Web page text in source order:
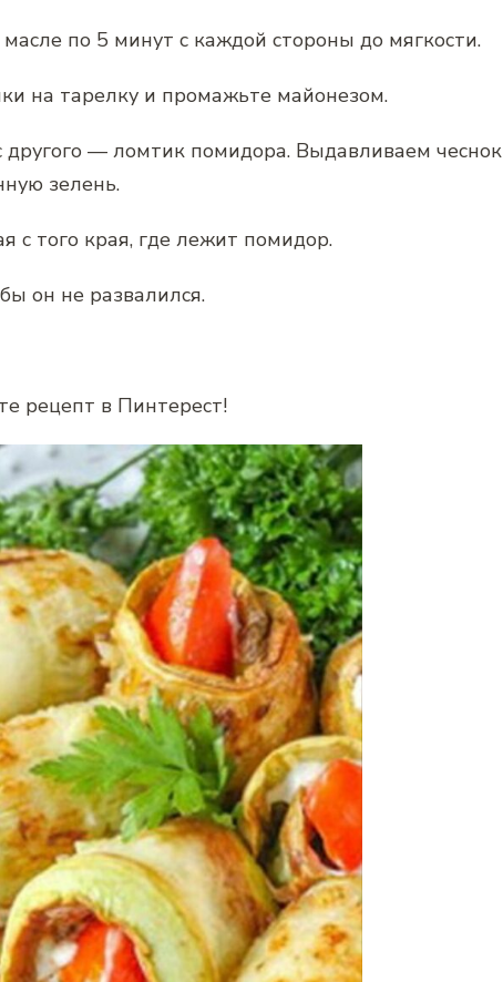
по 5 минут с каждой стороны до мягкости.
на тарелку и промажьте майонезом.
другого — ломтик помидора. Выдавливаем чеснок
зелень.
с того края, где лежит помидор.
он не развалился.
рецепт в Пинтерест!